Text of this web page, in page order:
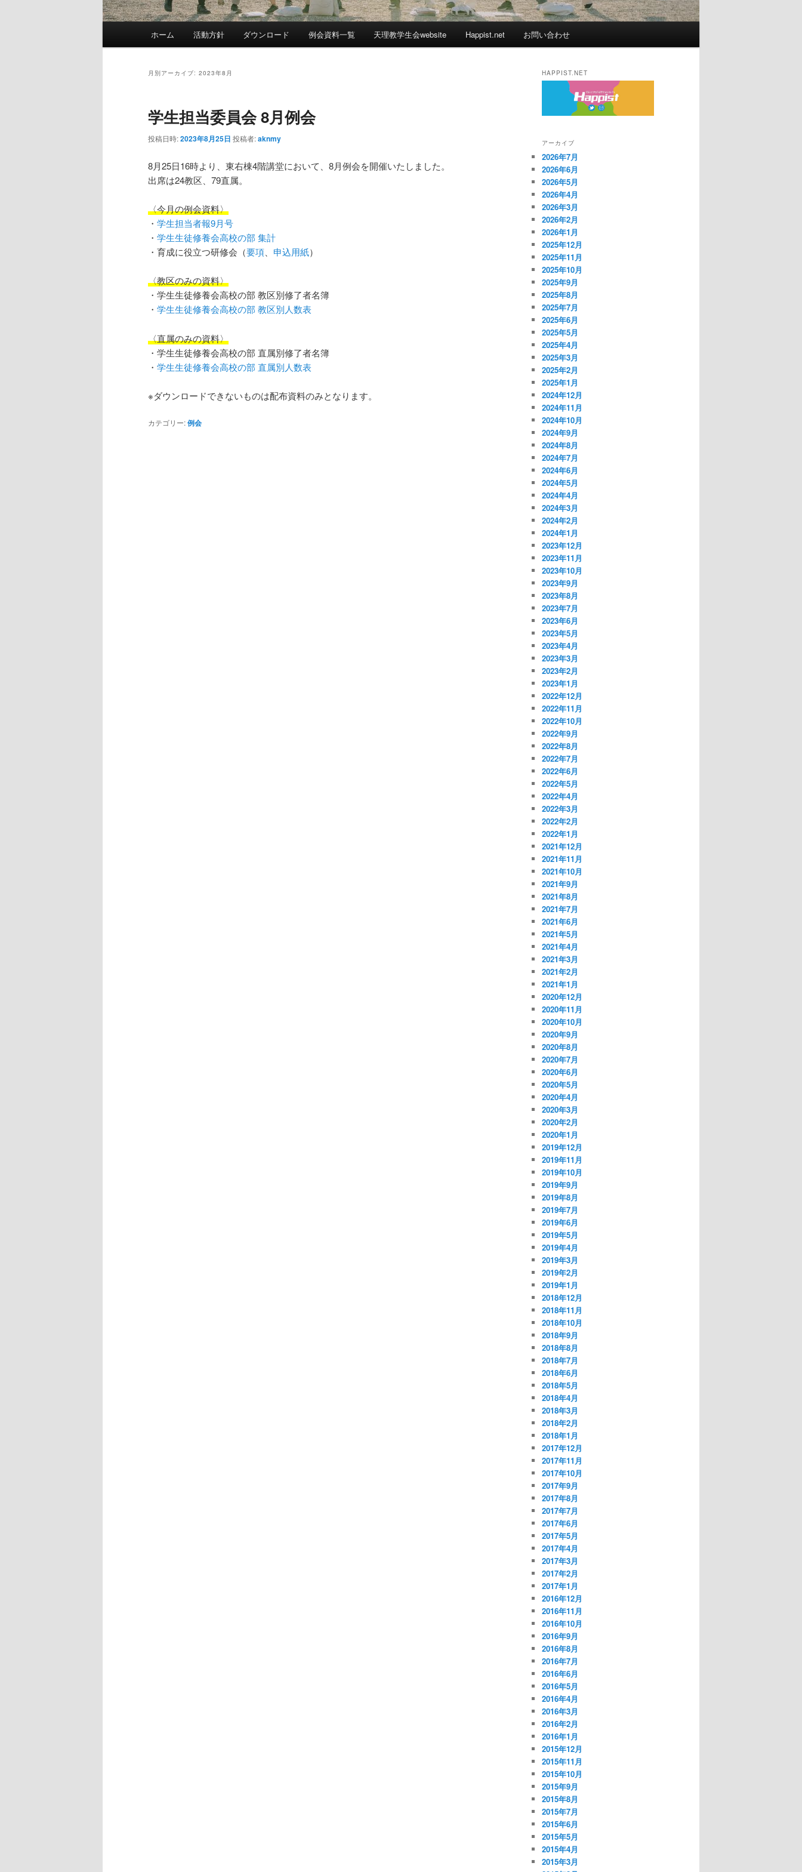
メ
コ
テ
ン
ツ
移
サ
ン
ン
ツ
へ
動
ホーム 活動方針 ダウンロード 例会資料一覧 天理教学生会website Happist.net お問い合わせ
月別アーカイブ: 2023年8月
学生担当委員会 8月例会
投稿日時:2023年8月25日 投稿者:aknmy
8月25日16時より、東右棟4階講堂において、8月例会を開催いたしました。
出席は24教区、79直属。
〈今月の例会資料〉
・ 学生担当者報9月号
・ 学生生徒修養会高校の部 集計
・育成に役立つ研修会（要項 申込用紙）
〈教区のみの資料〉
・学生生徒修養会高校の部 教区別修了者名簿
・ 学生生徒修養会高校の部 教区別人数表
〈直属のみの資料〉
・学生生徒修養会高校の部 直属別修了者名簿
・ 学生生徒修養会高校の部 直属別人数表
※ダウンロードできないものは配布資料のみとなります。
カテゴリー:例会
HAPPIST.NET
アーカイブ
2026年7月
2026年6月
2026年5月
2026年4月
2026年3月
2026年2月
2026年1月
2025年12月
2025年11月
2025年10月
2025年9月
2025年8月
2025年7月
2025年6月
2025年5月
2025年4月
2025年3月
2025年2月
2025年1月
2024年12月
2024年11月
2024年10月
2024年9月
2024年8月
2024年7月
2024年6月
2024年5月
2024年4月
2024年3月
2024年2月
2024年1月
2023年12月
2023年11月
2023年10月
2023年9月
2023年8月
2023年7月
2023年6月
2023年5月
2023年4月
2023年3月
2023年2月
2023年1月
2022年12月
2022年11月
2022年10月
2022年9月
2022年8月
2022年7月
2022年6月
2022年5月
2022年4月
2022年3月
2022年2月
2022年1月
2021年12月
2021年11月
2021年10月
2021年9月
2021年8月
2021年7月
2021年6月
2021年5月
2021年4月
2021年3月
2021年2月
2021年1月
2020年12月
2020年11月
2020年10月
2020年9月
2020年8月
2020年7月
2020年6月
2020年5月
2020年4月
2020年3月
2020年2月
2020年1月
2019年12月
2019年11月
2019年10月
2019年9月
2019年8月
2019年7月
2019年6月
2019年5月
2019年4月
2019年3月
2019年2月
2019年1月
2018年12月
2018年11月
2018年10月
2018年9月
2018年8月
2018年7月
2018年6月
2018年5月
2018年4月
2018年3月
2018年2月
2018年1月
2017年12月
2017年11月
2017年10月
2017年9月
2017年8月
2017年7月
2017年6月
2017年5月
2017年4月
2017年3月
2017年2月
2017年1月
2016年12月
2016年11月
2016年10月
2016年9月
2016年8月
2016年7月
2016年6月
2016年5月
2016年4月
2016年3月
2016年2月
2016年1月
2015年12月
2015年11月
2015年10月
2015年9月
2015年8月
2015年7月
2015年6月
2015年5月
2015年4月
2015年3月